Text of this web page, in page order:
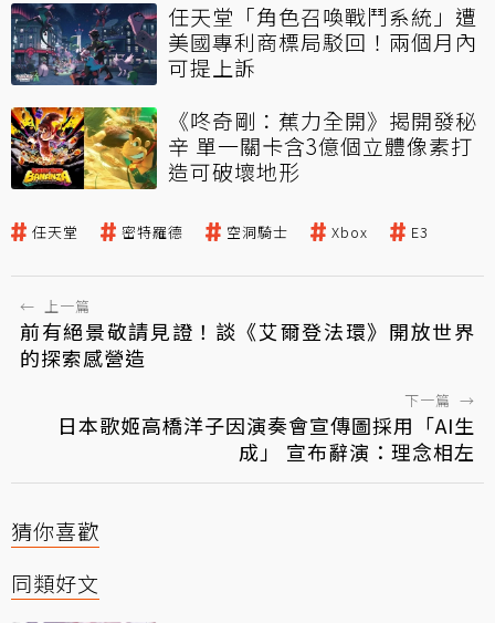
任天堂「角色召喚戰鬥系統」遭
美國專利商標局駁回！兩個月內
可提上訴
《咚奇剛：蕉力全開》揭開發秘
辛 單一關卡含3億個立體像素打
造可破壞地形
任天堂 密特羅德 空洞騎士 Xbox E3
← 上一篇
前有絕景敬請見證！談《艾爾登法環》開放世界
的探索感營造
下一篇 →
日本歌姬高橋洋子因演奏會宣傳圖採用「AI生
成」 宣布辭演：理念相左
猜你喜歡
同類好文